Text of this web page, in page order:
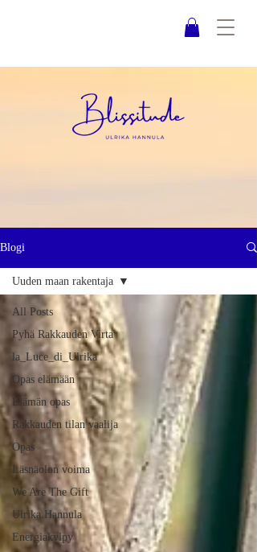
Blogi
All Posts
Pyhä Rakkauden Virta
la_Luce_di_Ulrika
Opas elämään
Elämän opas
Rakkauden tilan vaalija
Opas
Läsnäolon voima
We Are The Gift
Ulrika Hannula
Energiakylpy
Uuden maan rakentaja